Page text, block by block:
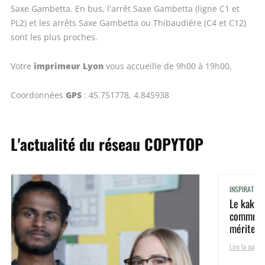
Saxe Gambetta. En bus, l'arrêt Saxe Gambetta (ligne C1 et
PL2) et les arrêts Saxe Gambetta ou Thibaudière (C4 et C12)
sont les plus proches.
Votre imprimeur Lyonvous accueille de 9h00 à 19h00.
Coordonnées GPS: 45.751778, 4.845938
L'actualité du réseau COPYTOP
INSPIRATION
Le
mérite
Lire la suite